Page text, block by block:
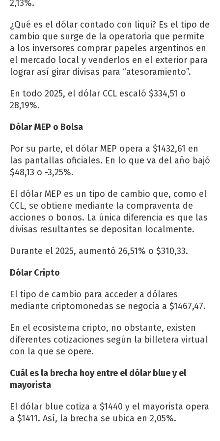
2,13%.
¿Qué es el dólar contado con liqui? Es el tipo de
cambio que surge de la operatoria que permite
a los inversores comprar papeles argentinos en
el mercado local y venderlos en el exterior para
lograr así girar divisas para “atesoramiento”.
En todo 2025, el dólar CCL escaló $334,51 o
28,19%.
Dólar MEP o Bolsa
Por su parte, el dólar MEP opera a $1432,61 en
las pantallas oficiales. En lo que va del año bajó
$48,13 o -3,25%.
El dólar MEP es un tipo de cambio que, como el
CCL, se obtiene mediante la compraventa de
acciones o bonos. La única diferencia es que las
divisas resultantes se depositan localmente.
Durante el 2025, aumentó 26,51% o $310,33.
Dólar Cripto
El tipo de cambio para acceder a dólares
mediante criptomonedas se negocia a $1467,47.
En el ecosistema cripto, no obstante, existen
diferentes cotizaciones según la billetera virtual
con la que se opere.
Cuál es la brecha hoy entre el dólar blue y el
mayorista
El dólar blue cotiza a $1440 y el mayorista opera
a $1411. Así, la brecha se ubica en 2,05%.